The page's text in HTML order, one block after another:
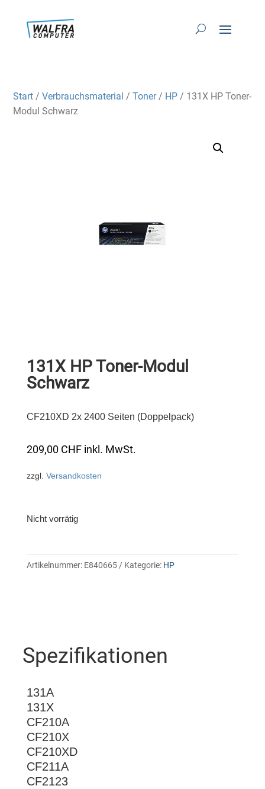
Start /Verbrauchsmaterial /Toner/ HP / 131X HP Toner-
Modul Schwarz
131X HP Toner-Modul
Schwarz
CF210XD 2x 2400 Seiten (Doppelpack)
209,00 CHF inkl. MwSt.
zzgl. Versandkosten
Nicht vorrätig
Artikelnummer: E840665 Kategorie: HP
Spezifikationen
131A
131X
CF210A
CF210X
CF210XD
CF211A
CF2123